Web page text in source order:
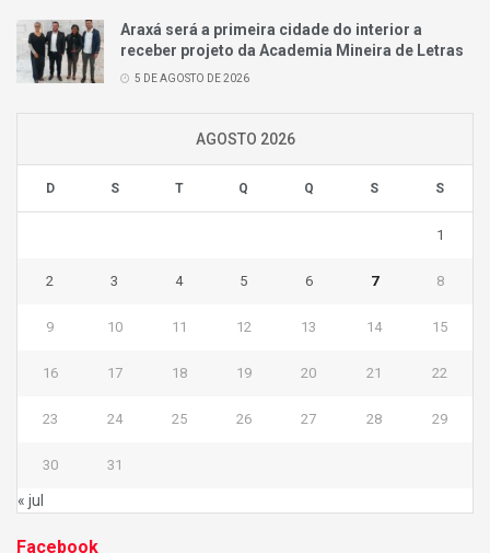
Araxá será a primeira cidade do interior a
receber projeto da Academia Mineira de Letras
5 DE AGOSTO DE 2026
AGOSTO 2026
D S T Q Q S S
1
2 3 4 5 6 7 8
9 10 11 12 13 14 15
16 17 18 19 20 21 22
23 24 25 26 27 28 29
30 31
« jul
Facebook